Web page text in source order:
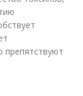
препятствуют